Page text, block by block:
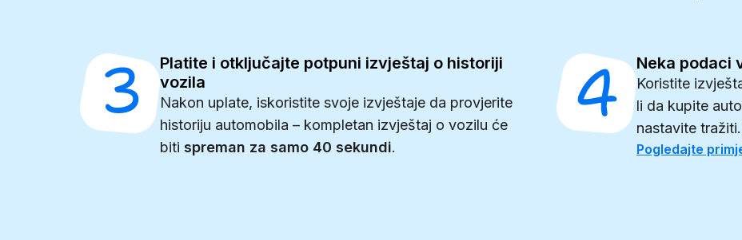
Platite i otključajte potpuni izvještaj o historiji
vozila
Nakon uplate, iskoristite svoje izvještaje da provjerite
historiju automobila – kompletan izvještaj o vozilu će
biti spreman za samo 40 sekundi.
Neka podaci
Koristite
li da kupite
nastavite tražiti.
Pogledajte